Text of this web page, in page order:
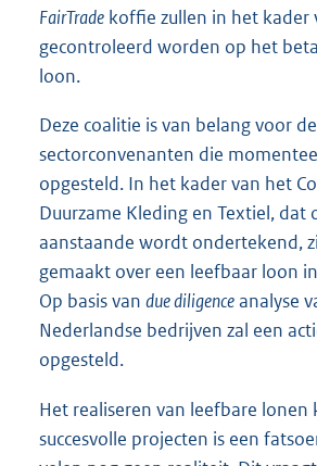
FairTrade koffie zullen in het kader
gecontroleerd worden op het
loon.
Deze coalitie is van belang voor
sectorconvenanten die
opgesteld. In het kader van het
Duurzame Kleding en Textiel, dat
aanstaande wordt ondertekend,
gemaakt over een leefbaar loon
Op basis van due diligenceanalyse
Nederlandse bedrijven zal een
opgesteld.
Het realiseren van leefbare
succesvolle projecten is een